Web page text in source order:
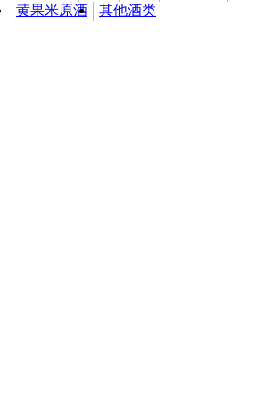
黄果米原酒 其他酒类